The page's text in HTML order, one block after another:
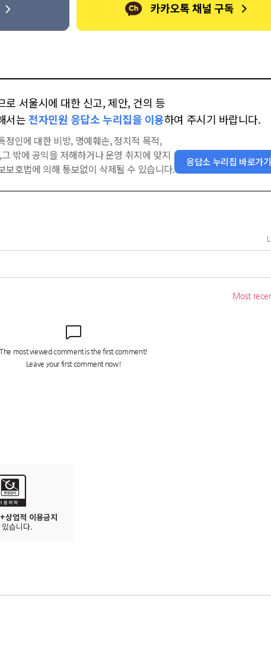
서울시에 대한 신고, 제안, 건의 등
서는 전자민원 응답소 누리집을 이용하여 주시기 바랍니다.
정인에 대한 비방, 명예훼손, 정치적 목적,
밖에 공익을 저해하거나 운영 취지에 맞지
보호법에 의해 통보없이 삭제될 수 있습니다.
응답소 누리집 바로가기
상업적 이용금지
습니다.